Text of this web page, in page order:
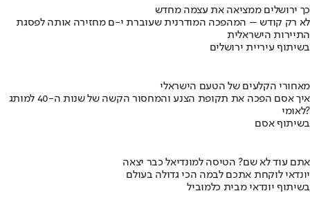
כך ירושלים ממציאה את עצמה מחדש
לא רק קודש – המהפכה המודרנית שעוברת י-ם מחזירה אותה לפסגת
התיירות הישראלית
בשיתוף עיריית ירושלים
מאחורי הקלעים של הטעם הישראלי
איך אסם הפכה את תקופת הצנע והמחסור הקשה של שנות ה-40 למותג
לאומי?
בשיתוף אסם
אתם עוד לא שם? הטיסה למונדיאל כבר יצאה
יונדאי לוקחת אתכם לבמה הכי גדולה בעולם
בשיתוף יונדאי מבית כלמוביל